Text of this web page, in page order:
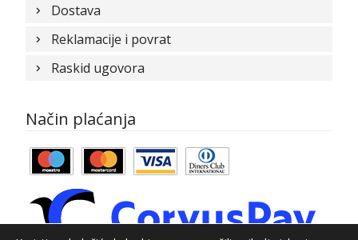
Dostava
Reklamacije i povrat
Raskid ugovora
Način plaćanja